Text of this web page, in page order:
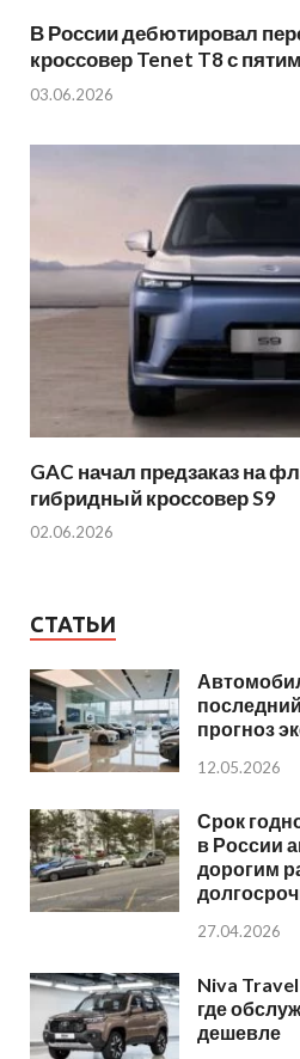
В России дебютировал
кроссовер Tenet T8 с
03.06.2026
GAC начал предзаказ на
гибридный кроссовер S9
02.06.2026
СТАТЬИ
прогноз
12.05.2026
Срок
в России
дорогим
27.04.2026
Niva
где
дешевле